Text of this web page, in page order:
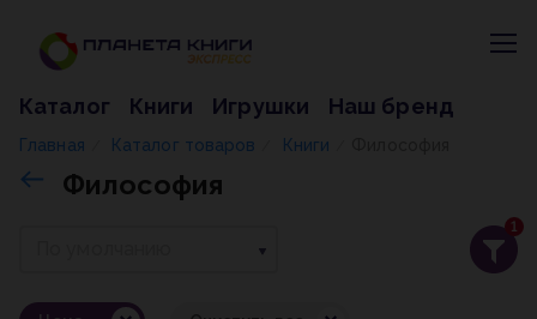
Каталог Книги Игрушки Наш бренд
Главная Каталог товаров Книги
Философия
1